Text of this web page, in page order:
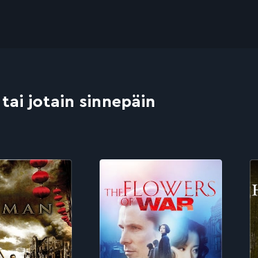
jotain sinnepäin